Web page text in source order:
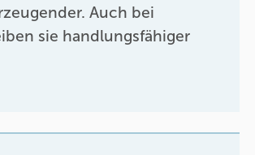
Auch bei
sie handlungsfähiger